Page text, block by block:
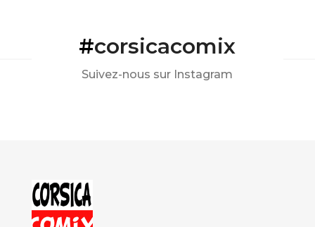
#corsicacomix
Suivez-nous sur Instagram